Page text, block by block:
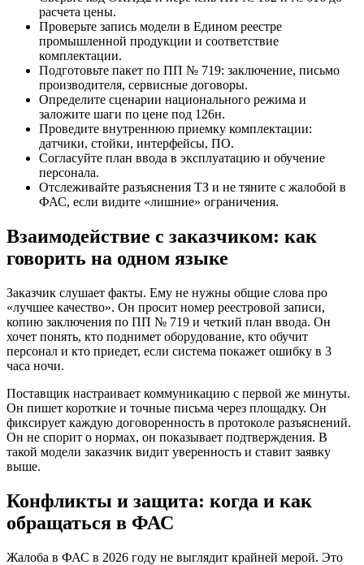
расчета цены.
Проверьте запись модели в Едином реестре
промышленной продукции и соответствие
комплектации.
Подготовьте пакет по ПП № 719: заключение, письмо
производителя, сервисные договоры.
Определите сценарии национального режима и
заложите шаги по цене под 126н.
Проведите внутреннюю приемку комплектации:
датчики, стойки, интерфейсы, ПО.
Согласуйте план ввода в эксплуатацию и обучение
персонала.
Отслеживайте разъяснения ТЗ и не тяните с жалобой в
ФАС, если видите «лишние» ограничения.
Взаимодействие с заказчиком: как
говорить на одном языке
Заказчик слушает факты. Ему не нужны общие слова про
«лучшее качество». Он просит номер реестровой записи,
копию заключения по ПП № 719 и четкий план ввода. Он
хочет понять, кто поднимет оборудование, кто обучит
персонал и кто приедет, если система покажет ошибку в 3
часа ночи.
Поставщик настраивает коммуникацию с первой же минуты.
Он пишет короткие и точные письма через площадку. Он
фиксирует каждую договоренность в протоколе разъяснений.
Он не спорит о нормах, он показывает подтверждения. В
такой модели заказчик видит уверенность и ставит заявку
выше.
Конфликты и защита: когда и как
обращаться в ФАС
Жалоба в ФАС в 2026 году не выглядит крайней мерой. Это